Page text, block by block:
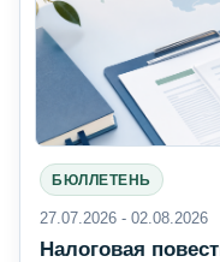
БЮЛЛЕТЕНЬ
27.07.2026 - 02.08.2026
Налоговая